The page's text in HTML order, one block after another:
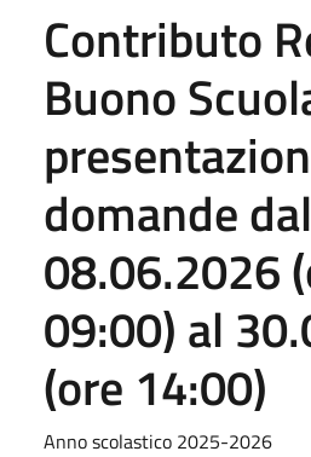
Contributo
Buono
domande dal
08.06.2026
09:00) al
(ore 14:00)
Anno scolastico 2025-2026